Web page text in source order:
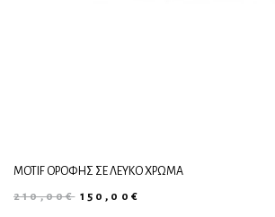
MOTIF ΟΡΟΦΉΣ ΣΕ ΛΕΥΚΌ ΧΡΏΜΑ
210,00€ 150,00 €